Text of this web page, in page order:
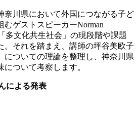
奈川県において外国につながる子ど
むゲストスピーカーNorman
多文化共生社会」の現段階や課題
。それを踏まえ、講師の坪谷美欧子
についての理論を整理し、神奈川県
ついて考察します。
による発表